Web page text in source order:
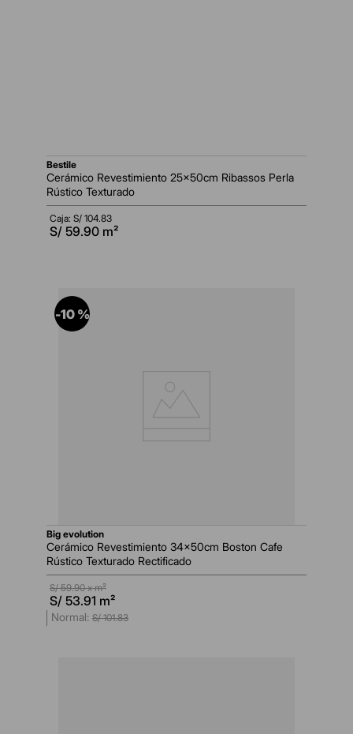
bestile
Cerámico Revestimiento 25x50cm Ribassos Perla
Rústico Texturado
Caja: S/ 104.83
S/ 59.90 m²
-10 %
big evolution
Cerámico Revestimiento 34x50cm Boston Cafe
Rústico Texturado Rectificado
S/59.90x m²
S/ 53.91 m²
S/ 101.83